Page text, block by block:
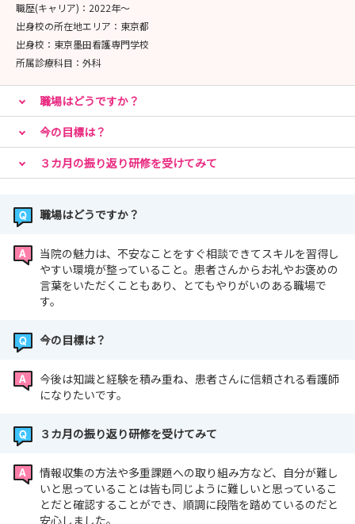
♪看護師寮が安い！便利！♪
・家賃：8000円～！！！
・オートロック
・ワンルーム
・病院まで徒歩2分！
♪認定看護師資格取得支援が充実♪
・入学金、学費、研修費用全般を病院が負担！
・研修中もお給料が出ます！
少しでも興味を持たれた方は、エントリーをお願いしま
皆様とお会いできることを楽しみにしております。
職歴(キャリア)： 2022年〜
出身校の所在地エリア： 東京都
出身校： 東京墨田看護専門学校
所属診療科目： 外科
職場はどうですか？
今の目標は？
３カ月の振り返り研修を受けてみて
職場はどうですか？
当院の魅力は、不安なことをすぐ相談できてスキルを習得し
やすい環境が整っていること。患者さんからお礼やお褒めの
言葉をいただくこともあり、とてもやりがいのある職場で
す。
今の目標は？
今後は知識と経験を積み重ね、患者さんに信頼される看護師
になりたいです。
３カ月の振り返り研修を受けてみて
情報収集の方法や多重課題への取り組み方など、自分が難し
いと思っていることは皆も同じように難しいと思っているこ
とだと確認することができ、順調に段階を踏めているのだと
安心しました。